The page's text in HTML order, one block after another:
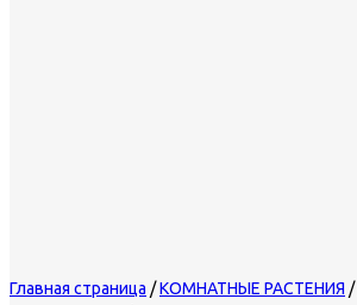
Главная страница /КОМНАТНЫЕ РАСТЕНИЯ /